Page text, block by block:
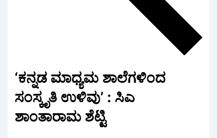
‘ಕನ್ನಡ ಮಾಧ್ಯಮ ಶಾಲೆಗಳಿಂದ
ಸಂಸ್ಕೃತಿ ಉಳಿವು’ : ಸಿಎ
ಶಾಂತಾರಾಮ ಶೆಟ್ಟಿ